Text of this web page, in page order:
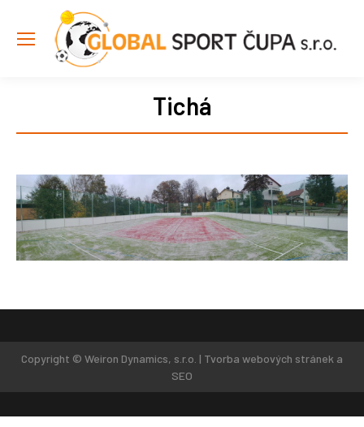
Tichá
Copyright © Weiron Dynamics, s.r.o. | Tvorba webových stránek a
SEO